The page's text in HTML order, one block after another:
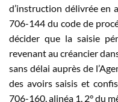
d’instruction délivrée en
706-144 du code de
décider que la saisie
revenant au créancier
sans délai auprès de
des avoirs saisis et
706-160, alinéa 1, 2° du